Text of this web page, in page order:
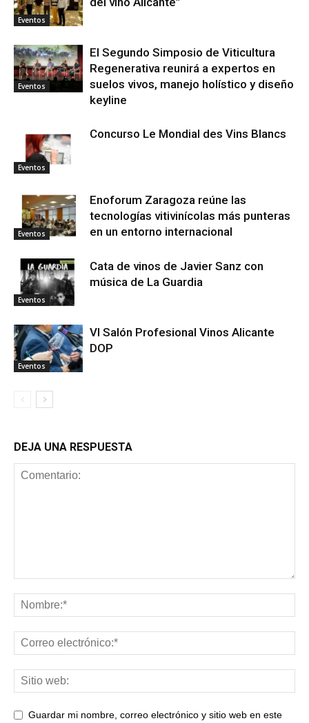
Eventos
Eventos
El Segundo Simposio de Viticultura
Regenerativa reunirá a expertos en
suelos vivos, manejo holístico y diseño
keyline
Eventos
Concurso Le Mondial des Vins Blancs
Eventos
Enoforum Zaragoza reúne las
tecnologías vitivinícolas más punteras
en un entorno internacional
Eventos
Cata de vinos de Javier Sanz con
música de La Guardia
Eventos
VI Salón Profesional Vinos Alicante
DOP
DEJA UNA RESPUESTA
Guardar mi nombre, correo electrónico y sitio web en este